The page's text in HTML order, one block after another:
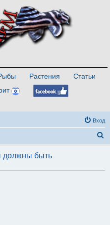
Растения
Статьи
Вход
с
должны быть